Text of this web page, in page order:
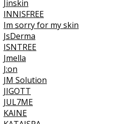
Jinskin
INNISFREE
Im sorry for my skin
JsDerma
ISNTREE
Jmella
J:on
JM Solution
JIGOTT
JUL7ME
KAINE